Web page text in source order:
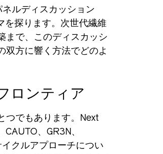
ルディスカッション
を探ります。次世代繊維
まで、このディスカッシ
双方に響く方法でどのよ
ロンティア
つでもあります。Next
、GR3N、
クルアプローチについ